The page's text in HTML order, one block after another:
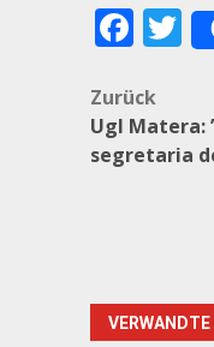
Zurück
Ugl Matera:
segretaria